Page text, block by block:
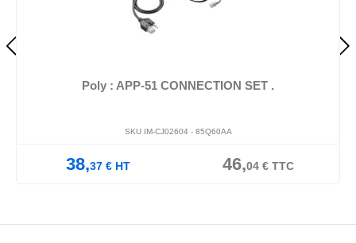
Poly : APP-51 CONNECTION SET .
SKU IM-CJ02604 - 85Q60AA
38,37 € HT 46,04€TTC